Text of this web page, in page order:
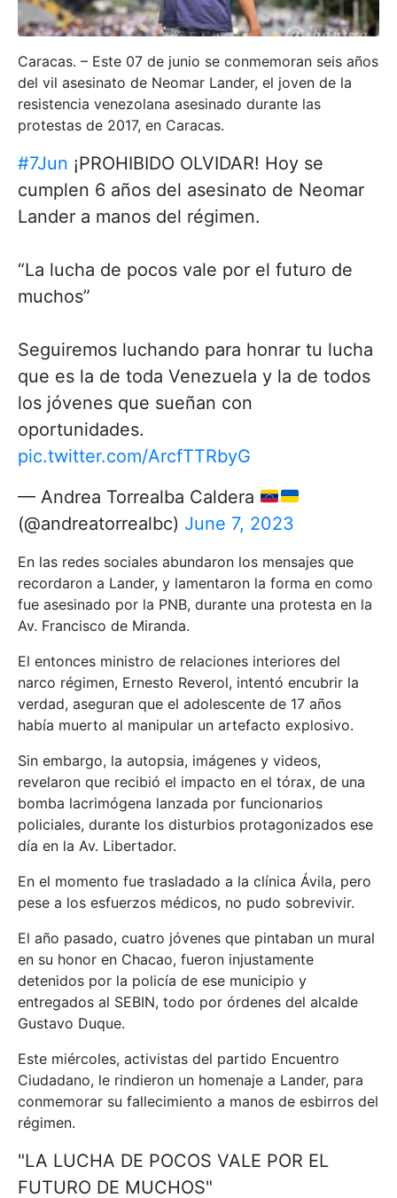
Caracas. – Este 07 de junio se conmemoran seis años
del vil asesinato de Neomar Lander, el joven de la
resistencia venezolana asesinado durante las
protestas de 2017, en Caracas.
#7Jun ¡PROHIBIDO OLVIDAR! Hoy se
cumplen 6 años del asesinato de Neomar
Lander a manos del régimen.
“La lucha de pocos vale por el futuro de
muchos”
Seguiremos luchando para honrar tu lucha
que es la de toda Venezuela y la de todos
los jóvenes que sueñan con
oportunidades.
pic.twitter.com/ArcfTTRbyG
— Andrea Torrealba Caldera
(@andreatorrealbc) June 7, 2023
En las redes sociales abundaron los mensajes que
recordaron a Lander, y lamentaron la forma en como
fue asesinado por la PNB, durante una protesta en la
Av. Francisco de Miranda.
El entonces ministro de relaciones interiores del
narco régimen, Ernesto Reverol, intentó encubrir la
verdad, aseguran que el adolescente de 17 años
había muerto al manipular un artefacto explosivo.
Sin embargo, la autopsia, imágenes y videos,
revelaron que recibió el impacto en el tórax, de una
bomba lacrimógena lanzada por funcionarios
policiales, durante los disturbios protagonizados ese
día en la Av. Libertador.
En el momento fue trasladado a la clínica Ávila, pero
pese a los esfuerzos médicos, no pudo sobrevivir.
El año pasado, cuatro jóvenes que pintaban un mural
en su honor en Chacao, fueron injustamente
detenidos por la policía de ese municipio y
entregados al SEBIN, todo por órdenes del alcalde
Gustavo Duque.
Este miércoles, activistas del partido Encuentro
Ciudadano, le rindieron un homenaje a Lander, para
conmemorar su fallecimiento a manos de esbirros del
régimen.
"LA LUCHA DE POCOS VALE POR EL
FUTURO DE MUCHOS"